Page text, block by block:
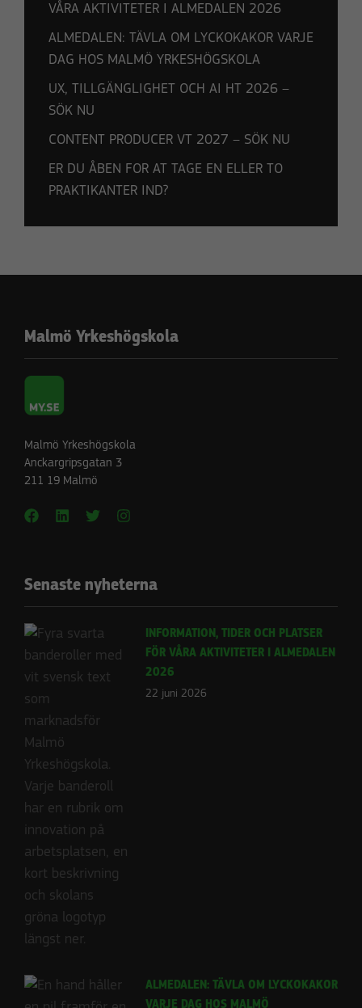
VÅRA AKTIVITETER I ALMEDALEN 2026
ALMEDALEN: TÄVLA OM LYCKOKAKOR VARJE
DAG HOS MALMÖ YRKESHÖGSKOLA
UX, TILLGÄNGLIGHET OCH AI HT 2026 –
SÖK NU
CONTENT PRODUCER VT 2027 – SÖK NU
ER DU ÅBEN FOR AT TAGE EN ELLER TO
PRAKTIKANTER IND?
Malmö Yrkeshögskola
Malmö Yrkeshögskola
Anckargripsgatan 3
211 19 Malmö
Senaste nyheterna
INFORMATION, TIDER OCH PLATSER
FÖR VÅRA AKTIVITETER I ALMEDALEN
2026
22 juni 2026
ALMEDALEN: TÄVLA OM LYCKOKAKOR
VARJE DAG HOS MALMÖ
hemsidans